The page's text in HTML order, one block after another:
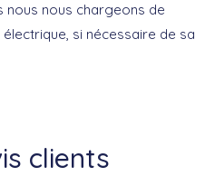
nous nous chargeons de
si nécessaire de sa
clients